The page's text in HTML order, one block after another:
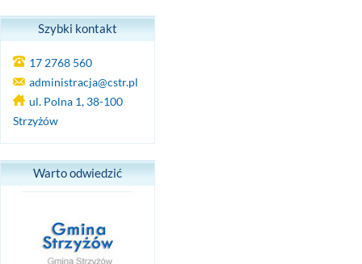
Szybki kontakt
17 2768 560
administracja@cstr.pl
ul. Polna 1, 38-100
Strzyżów
Warto odwiedzić